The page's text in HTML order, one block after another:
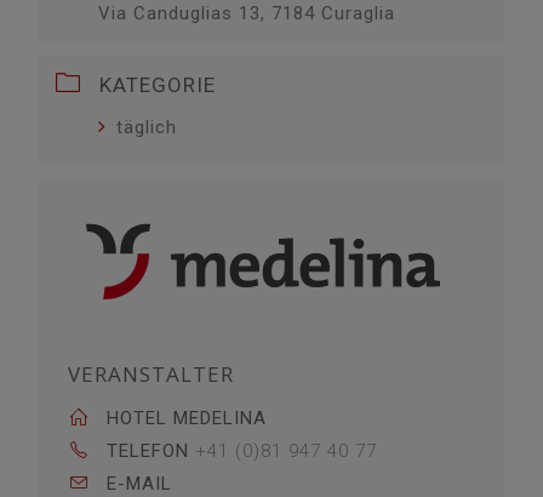
Via Canduglias 13, 7184 Curaglia
KATEGORIE
täglich
VERANSTALTER
HOTEL MEDELINA
TELEFON +41 (0)81 947 40 77
E-MAIL